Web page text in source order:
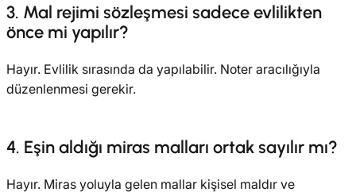
3. Mal rejimi sözleşmesi sadece evlilikten
önce mi yapılır?
Hayır. Evlilik sırasında da yapılabilir. Noter aracılığıyla
düzenlenmesi gerekir.
4. Eşin aldığı miras malları ortak sayılır mı?
Hayır. Miras yoluyla gelen mallar kişisel maldır ve